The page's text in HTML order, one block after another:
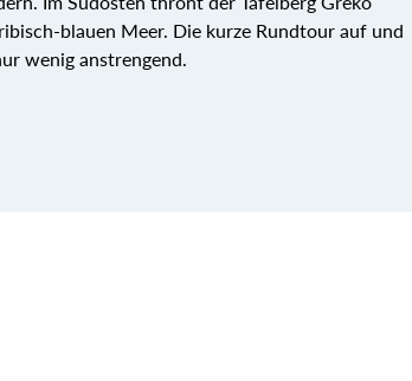
blauen Meer. Die kurze Rundtour auf und
wenig anstrengend.